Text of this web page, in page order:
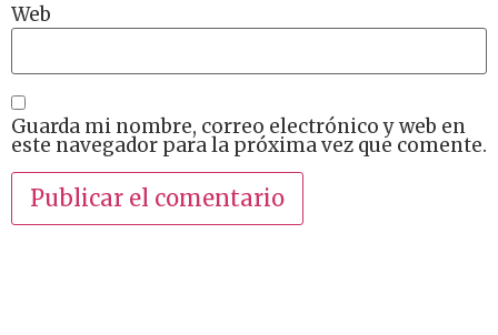
Web
Guarda mi nombre, correo electrónico y web en
este navegador para la próxima vez que comente.